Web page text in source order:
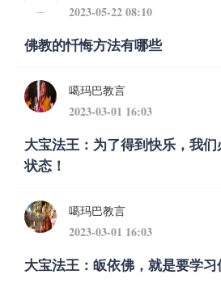
2023-05-22 08:10
佛教的忏悔方法有哪些
噶玛巴教言
2023-03-01 16:03
大宝法王：为了得到快乐，我
状态！
噶玛巴教言
2023-03-01 16:03
大宝法王：皈依佛，就是要学习